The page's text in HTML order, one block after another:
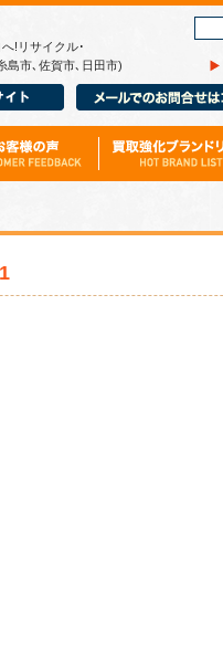
!リサイクル･
島市､佐賀市､日田市)
内
検
索